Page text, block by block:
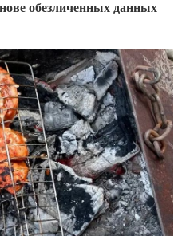
обезличенных данных